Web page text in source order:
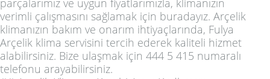
parçalarımız ve uygun fiyatlarımızla, klimanızın
verimli çalışmasını sağlamak için buradayız. Arçelik
klimanızın bakım ve onarım ihtiyaçlarında, Fulya
Arçelik klima servisini tercih ederek kaliteli hizmet
alabilirsiniz. Bize ulaşmak için 444 5 415 numaralı
telefonu arayabilirsiniz.